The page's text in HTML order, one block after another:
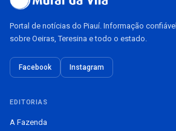
Portal de notícias do Piauí. Informação confiável
sobre Oeiras, Teresina e todo o estado.
Facebook Instagram
EDITORIAS
A Fazenda